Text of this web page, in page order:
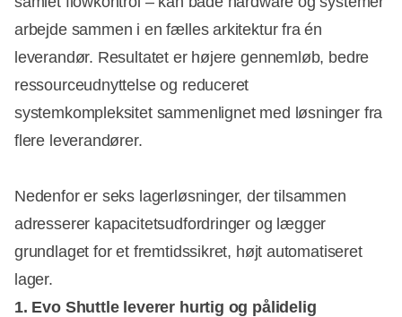
arbejde sammen i en fælles arkitektur fra én
leverandør. Resultatet er højere gennemløb, bedre
ressourceudnyttelse og reduceret
systemkompleksitet sammenlignet med løsninger fra
flere leverandører.
Nedenfor er seks lagerløsninger, der tilsammen
adresserer kapacitetsudfordringer og lægger
grundlaget for et fremtidssikret, højt automatiseret
lager.
1. Evo Shuttle leverer hurtig og pålidelig